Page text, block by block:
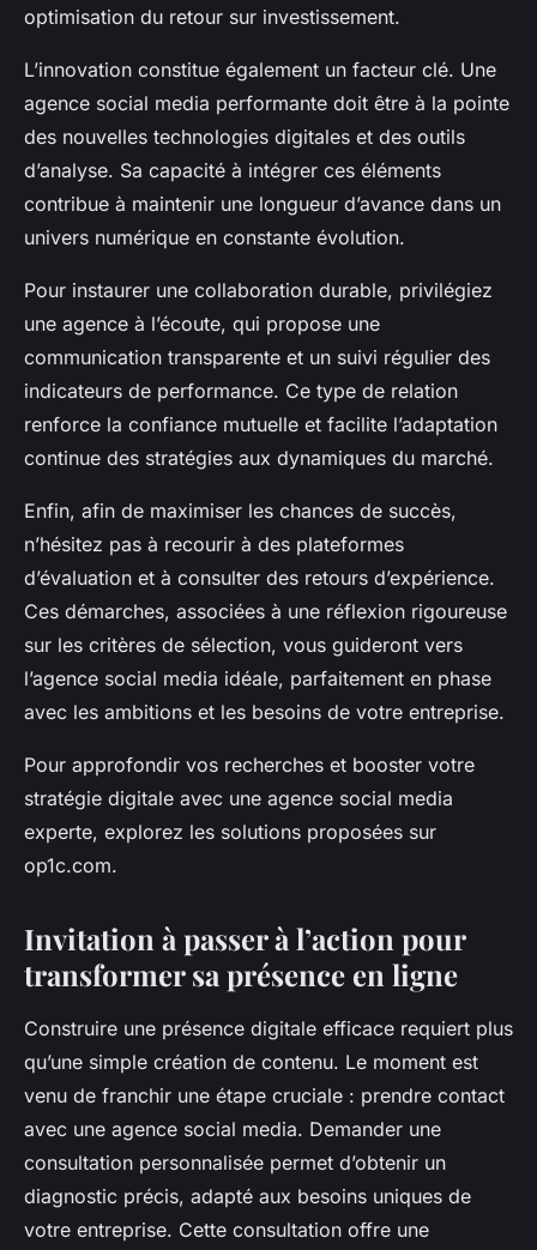
optimisation du retour sur investissement.
L’innovation constitue également un facteur clé. Une
agence social media performante doit être à la pointe
des nouvelles technologies digitales et des outils
d’analyse. Sa capacité à intégrer ces éléments
contribue à maintenir une longueur d’avance dans un
univers numérique en constante évolution.
Pour instaurer une collaboration durable, privilégiez
une agence à l’écoute, qui propose une
communication transparente et un suivi régulier des
indicateurs de performance. Ce type de relation
renforce la confiance mutuelle et facilite l’adaptation
continue des stratégies aux dynamiques du marché.
Enfin, afin de maximiser les chances de succès,
n’hésitez pas à recourir à des plateformes
d’évaluation et à consulter des retours d’expérience.
Ces démarches, associées à une réflexion rigoureuse
sur les critères de sélection, vous guideront vers
l’agence social media idéale, parfaitement en phase
avec les ambitions et les besoins de votre entreprise.
Pour approfondir vos recherches et booster votre
stratégie digitale avec une agence social media
experte, explorez les solutions proposées sur
op1c.com.
Invitation à passer à l’action pour
transformer sa présence en ligne
Construire une présence digitale efficace requiert plus
qu’une simple création de contenu. Le moment est
venu de franchir une étape cruciale : prendre contact
avec une agence social media. Demander une
consultation personnalisée permet d’obtenir un
diagnostic précis, adapté aux besoins uniques de
votre entreprise. Cette consultation offre une